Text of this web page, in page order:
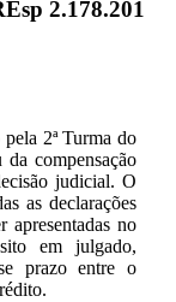
2.178.201
2ª Turma do
compensação
judicial. O
as declarações
apresentadas no
em julgado,
prazo entre o